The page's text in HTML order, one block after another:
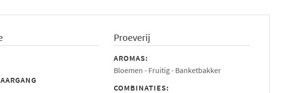
Proeverij
AROMAS:
Bloemen
Fruitig
Banketbakker
COMBINATIES: